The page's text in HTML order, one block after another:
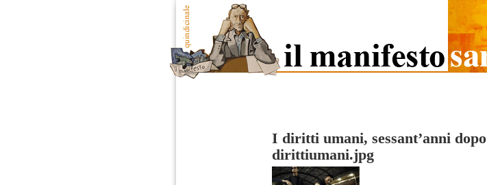
I diritti umani, sessant’anni dopo
dirittiumani.jpg